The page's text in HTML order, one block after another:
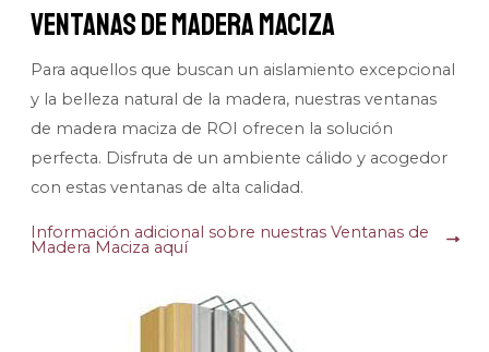
Ventanas de Madera Maciza
Para aquellos que buscan un aislamiento excepcional
y la belleza natural de la madera, nuestras ventanas
de madera maciza de ROI ofrecen la solución
perfecta. Disfruta de un ambiente cálido y acogedor
con estas ventanas de alta calidad.
Información adicional sobre nuestras Ventanas de
Madera Maciza aquí